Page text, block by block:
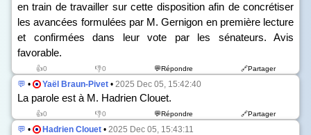
en train de travailler sur cette disposition afin de concrétiser
les avancées formulées par M. Gernigon en première lecture
et confirmées dans leur vote par les sénateurs. Avis
favorable.
👍0 👎0 💬Répondre 🔗Partager
💬 • Yaël Braun-Pivet • 2025 Dec 05, 15:42:40
La parole est à M. Hadrien Clouet.
👍0 👎0 💬Répondre 🔗Partager
💬 • Hadrien Clouet • 2025 Dec 05, 15:43:11